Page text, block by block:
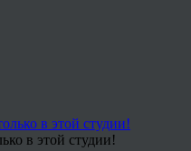
в этой студии!